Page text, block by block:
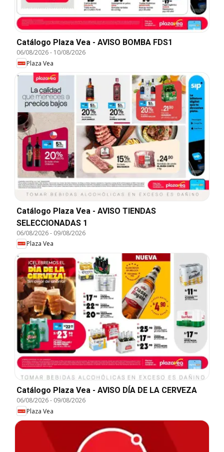
Catálogo Plaza Vea - AVISO BOMBA FDS1
06/08/2026- 10/08/2026
Plaza Vea
Catálogo Plaza Vea - AVISO TIENDAS
SELECCIONADAS 1
06/08/2026- 09/08/2026
Plaza Vea
Catálogo Plaza Vea - AVISO DÍA DE LA CERVEZA
06/08/2026- 09/08/2026
Plaza Vea